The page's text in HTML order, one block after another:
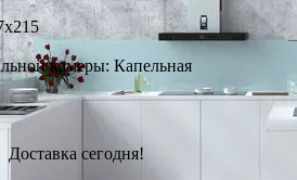
камеры: Капельная
Доставка сегодня!